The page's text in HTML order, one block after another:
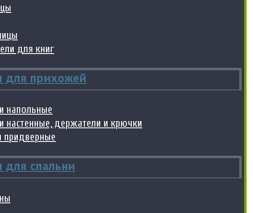
для книг
для прихожей
напольные
настенные, держатели и крючки
придверные
для спальни